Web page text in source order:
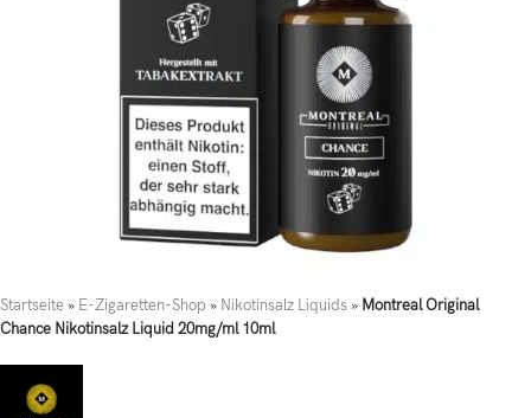
Startseite » E-Zigaretten-Shop » Nikotinsalz Liquids » Montreal Original
Chance Nikotinsalz Liquid 20mg/ml 10ml